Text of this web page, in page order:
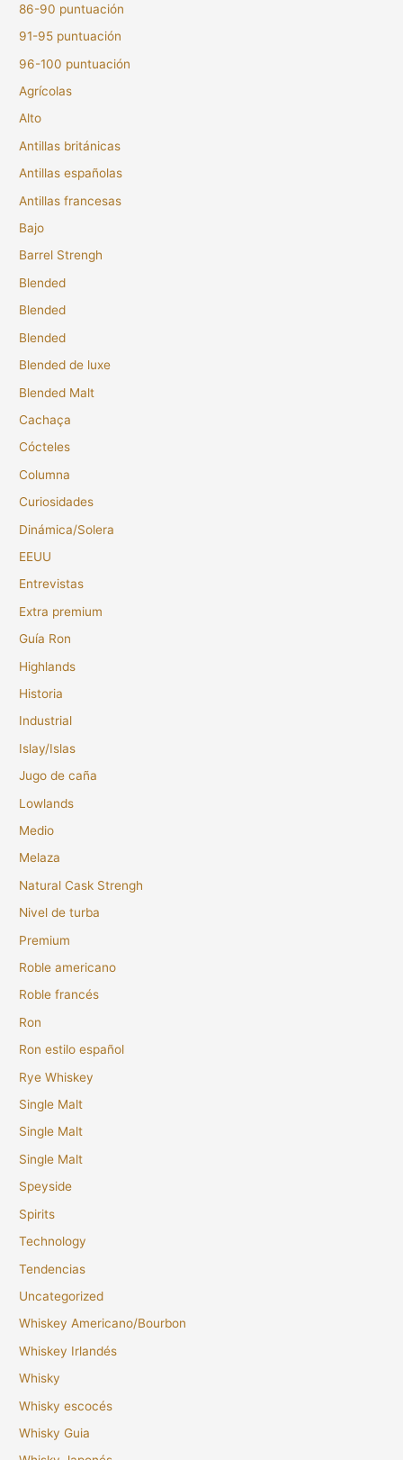
86-90 puntuación
91-95 puntuación
96-100 puntuación
Agrícolas
Alto
Antillas británicas
Antillas españolas
Antillas francesas
Bajo
Barrel Strengh
Blended
Blended
Blended
Blended de luxe
Blended Malt
Cachaça
Cócteles
Columna
Curiosidades
Dinámica/Solera
EEUU
Entrevistas
Extra premium
Guía Ron
Highlands
Historia
Industrial
Islay/Islas
Jugo de caña
Lowlands
Medio
Melaza
Natural Cask Strengh
Nivel de turba
Premium
Roble americano
Roble francés
Ron
Ron estilo español
Rye Whiskey
Single Malt
Single Malt
Single Malt
Speyside
Spirits
Technology
Tendencias
Uncategorized
Whiskey Americano/Bourbon
Whiskey Irlandés
Whisky
Whisky escocés
Whisky Guia